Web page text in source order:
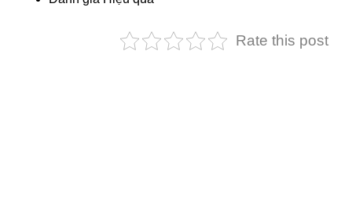
Rate this post